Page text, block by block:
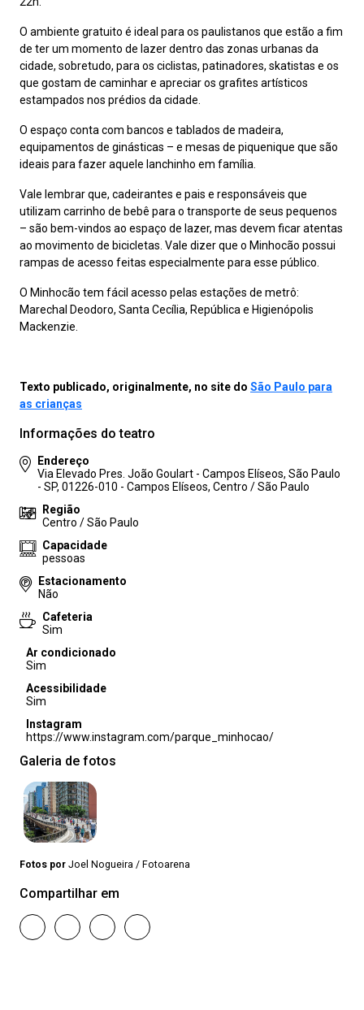
O ambiente gratuito é ideal para os paulistanos que estão a fim
de ter um momento de lazer dentro das zonas urbanas da
cidade, sobretudo, para os ciclistas, patinadores, skatistas e os
que gostam de caminhar e apreciar os grafites artísticos
estampados nos prédios da cidade.
O espaço conta com bancos e tablados de madeira,
equipamentos de ginásticas – e mesas de piquenique que são
ideais para fazer aquele lanchinho em família.
Vale lembrar que, cadeirantes e pais e responsáveis que
utilizam carrinho de bebê para o transporte de seus pequenos
– são bem-vindos ao espaço de lazer, mas devem ficar atentas
ao movimento de bicicletas. Vale dizer que o Minhocão possui
rampas de acesso feitas especialmente para esse público.
O Minhocão tem fácil acesso pelas estações de metrô:
Marechal Deodoro, Santa Cecília, República e Higienópolis
Mackenzie.
Texto publicado, originalmente, no site do São Paulo para
as crianças
Informações do teatro
Endereço
Via Elevado Pres. João Goulart - Campos Elíseos, São Paulo
- SP, 01226-010 - Campos Elíseos, Centro / São Paulo
Região
Centro / São Paulo
Capacidade
pessoas
Estacionamento
Não
Cafeteria
Sim
Ar condicionado
Sim
Acessibilidade
Sim
Instagram
https://www.instagram.com/parque_minhocao/
Galeria de fotos
Fotos por Joel Nogueira / Fotoarena
Compartilhar em